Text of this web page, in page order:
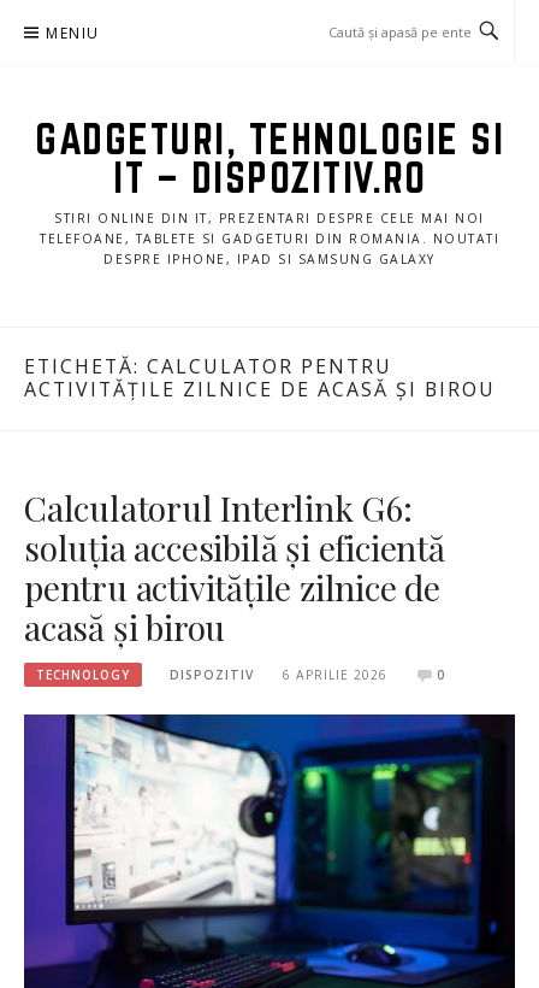
MENIU
GADGETURI, TEHNOLOGIE SI
IT – DISPOZITIV.RO
STIRI ONLINE DIN IT, PREZENTARI DESPRE CELE MAI NOI
TELEFOANE, TABLETE SI GADGETURI DIN ROMANIA. NOUTATI
DESPRE IPHONE, IPAD SI SAMSUNG GALAXY
ETICHETĂ: CALCULATOR PENTRU
ACTIVITĂȚILE ZILNICE DE ACASĂ ȘI BIROU
Calculatorul Interlink G6:
soluția accesibilă și eficientă
pentru activitățile zilnice de
acasă și birou
TECHNOLOGY DISPOZITIV 6 APRILIE 2026 0